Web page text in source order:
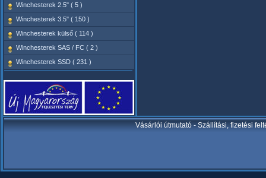
Winchesterek 2.5" ( 5 )
Winchesterek 3.5" ( 150 )
Winchesterek külső ( 114 )
Winchesterek SAS / FC ( 2 )
Winchesterek SSD ( 231 )
Vásárlói útmutató-Szállítási, fizetési